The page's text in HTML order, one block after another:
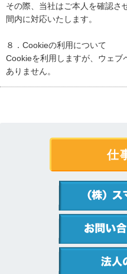
その際、当社はご本人を確認さ
間内に対応いたします。
８．Cookieの利用について
Cookieを利用しますが、ウェブ
ありません。
仕